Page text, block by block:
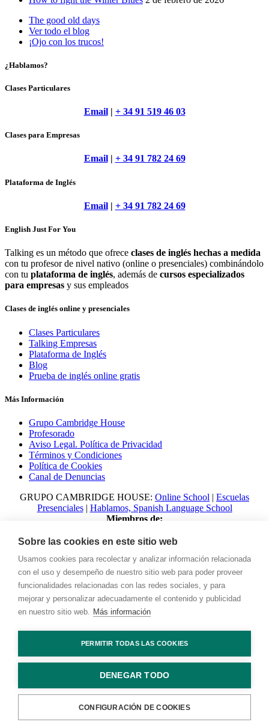
The good old days
Ver todo el blog
¡Ojo con los trucos!
¿Hablamos?
Clases Particulares
Email| + 34 91 519 46 03
Clases para Empresas
Email| + 34 91 782 24 69
Plataforma de Inglés
Email| + 34 91 782 24 69
English Just For You
Talking es un método que ofrece clases de inglés hechas a medida
con tu profesor de nivel nativo (online o presenciales) combinándolo
con tu plataforma de inglés, además de cursos especializados
para empresas y sus empleados
Clases de inglés online y presenciales
Clases Particulares
Talking Empresas
Plataforma de Inglés
Blog
Prueba de inglés online gratis
Más Información
Grupo Cambridge House
Profesorado
Aviso Legal. Política de Privacidad
Términos y Condiciones
Política de Cookies
Canal de Denuncias
GRUPO CAMBRIDGE HOUSE: Online School | Escuelas
Presenciales| Hablamos, Spanish Language School
Miembros de:
© 2023 Talking with Cambridge. All rights reserved Digital
Marketing byAdlibweb
Sobre las cookies en este sitio web
Usamos cookies para recolectar y analizar información relacionada
con el uso y desempeño de nuestro sitio web para poder proveer
funcionalidades relacionadas con las redes sociales, y para
mejorar y personalizar adecuadamente el contenido y publicidad
en nuestro sitio web. Más información
PERMITIR TODAS LAS COOKIES
DENEGAR TODO
CONFIGURACIÓN DE COOKIES